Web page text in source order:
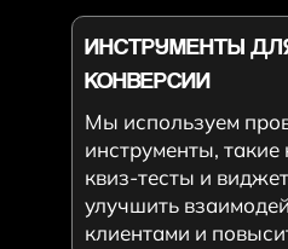
ИНСТРУМЕНТЫ
КОНВЕРСИИ
Мы используем
инструменты, такие
квиз-тесты и
улучшить
клиентами и